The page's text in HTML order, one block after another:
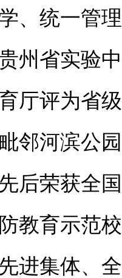
、统一管
省实验中
厅评为省
邻河滨公
后荣获全
教育示范
进集体、